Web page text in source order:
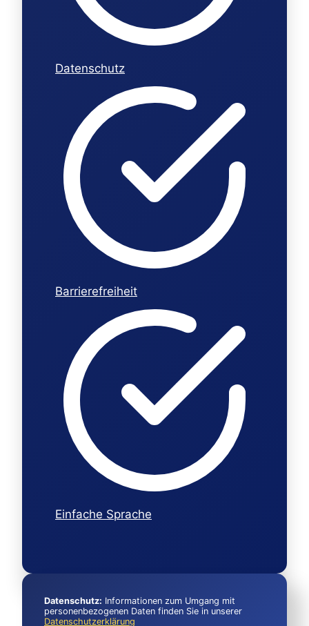
Datenschutz
Barrierefreiheit
Einfache Sprache
Datenschutz: Informationen zum Umgang mit
personenbezogenen Daten finden Sie in unserer
Datenschutzerklärung